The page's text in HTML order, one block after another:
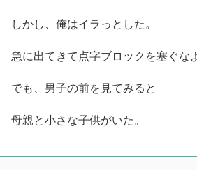
しかし、俺はイラっとした。
急に出てきて点字ブロックを塞ぐな
でも、男子の前を見てみると
母親と小さな子供がいた。